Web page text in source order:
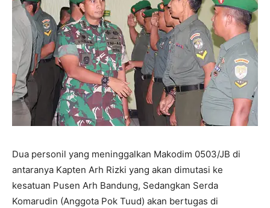
Dua personil yang meninggalkan Makodim 0503/JB di
antaranya Kapten Arh Rizki yang akan dimutasi ke
kesatuan Pusen Arh Bandung, Sedangkan Serda
Komarudin (Anggota Pok Tuud) akan bertugas di